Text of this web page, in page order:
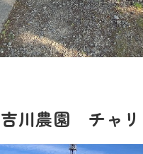
吉川農園 チャリ